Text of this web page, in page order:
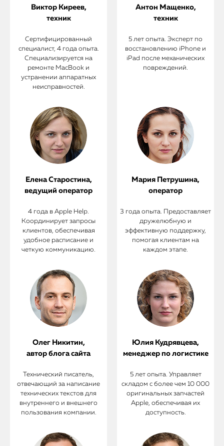
Виктор Киреев,
техник
Сертифицированный
специалист, 4 года опыта.
Специализируется на
ремонте MacBook и
устранении аппаратных
неисправностей.
Антон Мащенко,
техник
5 лет опыта. Эксперт по
восстановлению iPhone и
iPad после механических
повреждений.
Елена Старостина,
ведущий оператор
4 года в Apple Help.
Координирует запросы
клиентов, обеспечивая
удобное расписание и
четкую коммуникацию.
Мария Петрушина,
оператор
3 года опыта. Предоставляет
дружелюбную и
эффективную поддержку,
помогая клиентам на
каждом этапе.
Олег Никитин,
автор блога сайта
Технический писатель,
отвечающий за написание
технических текстов для
внутреннего и внешнего
пользования компании.
Юлия Кудрявцева,
менеджер по логистике
5 лет опыта. Управляет
складом с более чем 10 000
оригинальных запчастей
Apple, обеспечивая их
доступность.